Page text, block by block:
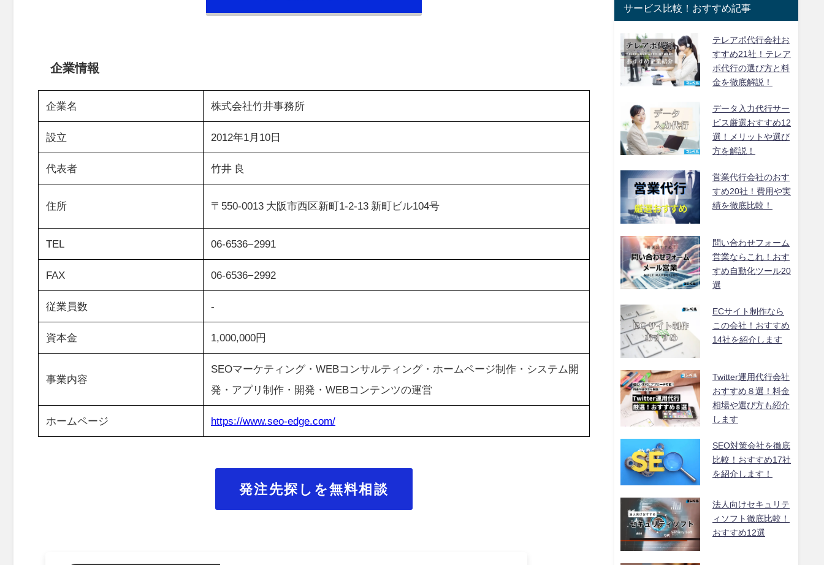
企業情報
企業名 株式会社竹井事務所
設立 2012年1月10日
代表者 竹井 良
住所 〒550-0013 大阪市西区新町1-2-13 新町ビル104号
TEL 06-6536−2991
FAX 06-6536−2992
従業員数 -
資本金 1,000,000円
事業内容
SEOマーケティング・WEBコンサルティング・ホームページ制作・システム開
発・アプリ制作・開発・WEBコンテンツの運営
ホームページ https://www.seo-edge.com/
発注先探しを無料相談
サービス比較！おすすめ記事
テレアポ代行会社お
すすめ21社！テレア
ポ代行の選び方と料
金を徹底解説！
データ入力代行サー
ビス厳選おすすめ12
選！メリットや選び
方を解説！
営業代行会社のおす
すめ20社！費用や実
績を徹底比較！
問い合わせフォーム
営業ならこれ！おす
すめ自動化ツール20
選
ECサイト制作なら
この会社！おすすめ
14社を紹介します
Twitter運用代行会社
おすすめ８選！料金
相場や選び方も紹介
します
SEO対策会社を徹底
比較！おすすめ17社
を紹介します！
法人向けセキュリテ
ィソフト徹底比較！
おすすめ12選